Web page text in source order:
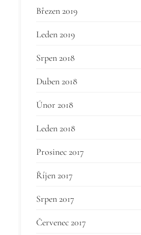
Březen 2019
Leden 2019
Srpen 2018
Duben 2018
Únor 2018
Leden 2018
Prosinec 2017
Říjen 2017
Srpen 2017
Červenec 2017